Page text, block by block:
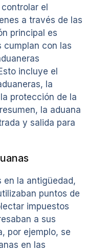
el
a través de las
principal es
cumplan con las
incluye el
la
protección de la
la aduana
y salida para
en la antigüedad,
puntos de
impuestos
a sus
por ejemplo, se
en las